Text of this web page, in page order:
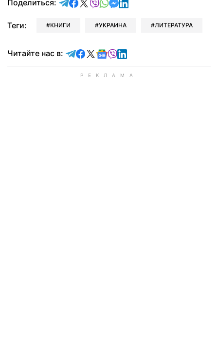
Поделиться: отправить в Telegram
поделиться в Facebook
поделиться в X
отправить в Viber
отправить в Whatsapp
отправить в Messenger
Теги: КНИГИ УКРАИНА ЛИТЕРАТУРА
Читайте нас в: Читайте в Telegram
Читайте в Facebook
Читайте в X
Читайте в Google news
Читайте в Viber
Читайте в LinkedIn